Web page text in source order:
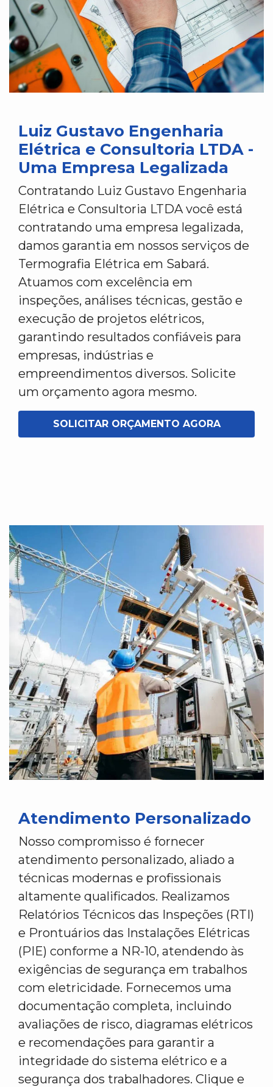
Luiz Gustavo Engenharia
Elétrica e Consultoria LTDA -
Uma Empresa Legalizada
Contratando Luiz Gustavo Engenharia
Elétrica e Consultoria LTDA você está
contratando uma empresa legalizada,
damos garantia em nossos serviços de
Termografia Elétrica em Sabará.
Atuamos com excelência em
inspeções, análises técnicas, gestão e
execução de projetos elétricos,
garantindo resultados confiáveis para
empresas, indústrias e
empreendimentos diversos. Solicite
um orçamento agora mesmo.
SOLICITAR ORÇAMENTO AGORA
Atendimento Personalizado
Nosso compromisso é fornecer
atendimento personalizado, aliado a
técnicas modernas e profissionais
altamente qualificados. Realizamos
Relatórios Técnicos das Inspeções (RTI)
e Prontuários das Instalações Elétricas
(PIE) conforme a NR-10, atendendo às
exigências de segurança em trabalhos
com eletricidade. Fornecemos uma
documentação completa, incluindo
avaliações de risco, diagramas elétricos
e recomendações para garantir a
integridade do sistema elétrico e a
segurança dos trabalhadores. Clique e